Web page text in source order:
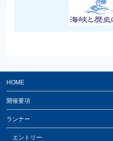
HOME
開催要項
ランナー
エントリー